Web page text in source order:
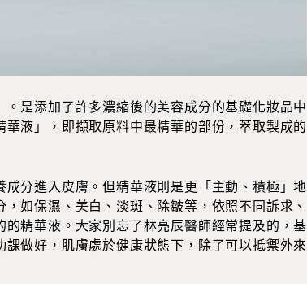
是添加了許多濃縮後的美容成分的基礎化妝品中
液」，即擷取原料中最精華的部份，萃取製成的
分進入皮膚。但精華液則是更「主動、積極」地
如保濕、美白、淡斑、除皺等，依照不同訴求、
精華液。大家別忘了林亮辰醫師經常提及的，基
做好，肌膚處於健康狀態下，除了可以抵禦外來